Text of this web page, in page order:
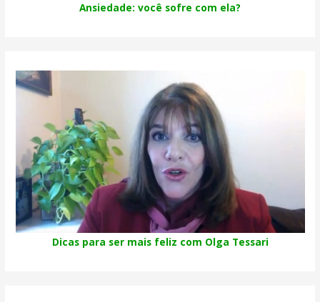
Ansiedade: você sofre com ela?
Dicas para ser mais feliz com Olga Tessari